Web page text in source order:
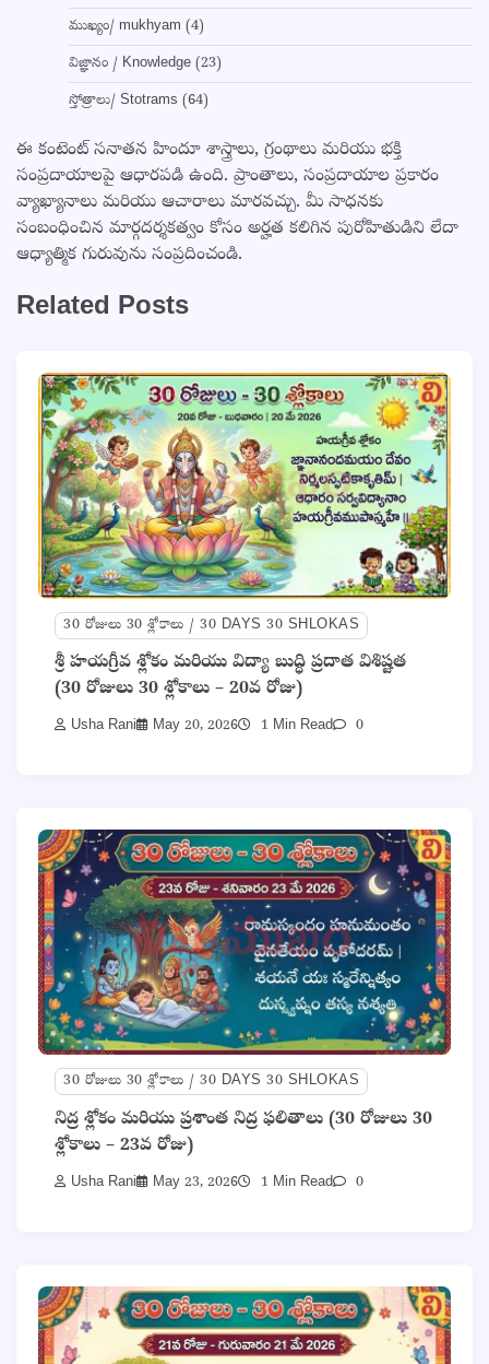
ముఖ్యం/ mukhyam (4)
విజ్ఞానం / Knowledge (23)
స్తోత్రాలు/ Stotrams (64)
ఈ కంటెంట్ సనాతన హిందూ శాస్త్రాలు, గ్రంథాలు మరియు భక్తి
సంప్రదాయాలపై ఆధారపడి ఉంది. ప్రాంతాలు, సంప్రదాయాల ప్రకారం
వ్యాఖ్యానాలు మరియు ఆచారాలు మారవచ్చు. మీ సాధనకు
సంబంధించిన మార్గదర్శకత్వం కోసం అర్హత కలిగిన పురోహితుడిని లేదా
ఆధ్యాత్మిక గురువును సంప్రదించండి.
Related Posts
30 రోజులు 30 శ్లోకాలు / 30 DAYS 30 SHLOKAS
శ్రీ హయగ్రీవ శ్లోకం మరియు విద్యా బుద్ధి ప్రదాత విశిష్టత
(30 రోజులు 30 శ్లోకాలు – 20వ రోజు)
Usha Rani May 20, 2026 1 Min Read 0
30 రోజులు 30 శ్లోకాలు / 30 DAYS 30 SHLOKAS
నిద్ర శ్లోకం మరియు ప్రశాంత నిద్ర ఫలితాలు (30 రోజులు 30
శ్లోకాలు – 23వ రోజు)
Usha Rani May 23, 2026 1 Min Read 0